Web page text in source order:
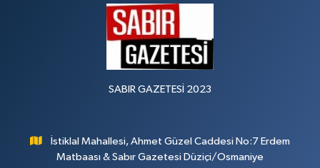
SABIR GAZETESİ 2023
İstiklal Mahallesi, Ahmet Güzel Caddesi No:7 Erdem
Matbaası & Sabır Gazetesi Düziçi/Osmaniye